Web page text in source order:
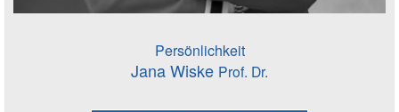
Persönlichkeit
Jana Wiske Prof. Dr.